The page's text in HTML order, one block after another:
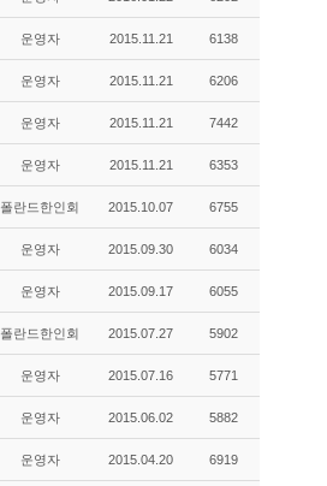
운영자 2015.11.21 6138
운영자 2015.11.21 6206
운영자 2015.11.21 7442
운영자 2015.11.21 6353
폴란드한인회 2015.10.07 6755
운영자 2015.09.30 6034
운영자 2015.09.17 6055
폴란드한인회 2015.07.27 5902
운영자 2015.07.16 5771
운영자 2015.06.02 5882
운영자 2015.04.20 6919